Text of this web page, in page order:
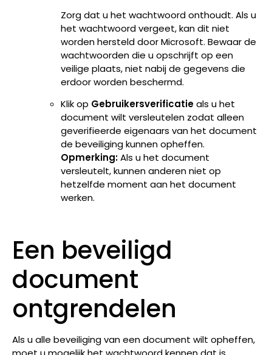
Zorg dat u het wachtwoord onthoudt. Als u
het wachtwoord vergeet, kan dit niet
worden hersteld door Microsoft. Bewaar de
wachtwoorden die u opschrijft op een
veilige plaats, niet nabij de gegevens die
erdoor worden beschermd.
Klik op Gebruikersverificatieals u het
document wilt versleutelen zodat alleen
geverifieerde eigenaars van het document
de beveiliging kunnen opheffen.
Opmerking:Als u het document
versleutelt, kunnen anderen niet op
hetzelfde moment aan het document
werken.
Een beveiligd
document
ontgrendelen
Als u alle beveiliging van een document wilt opheffen,